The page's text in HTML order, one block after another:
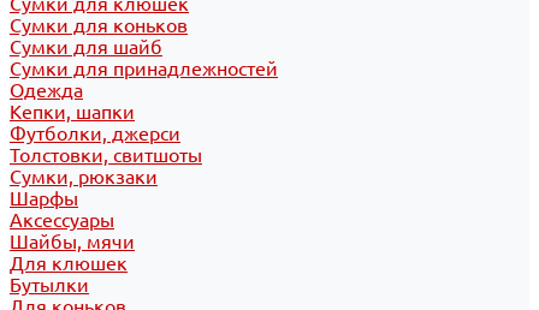
Сумки для коньков
Сумки для шайб
Сумки для принадлежностей
Одежда
Кепки, шапки
Футболки, джерси
Толстовки, свитшоты
Сумки, рюкзаки
Шарфы
Аксессуары
Шайбы, мячи
Для клюшек
Бутылки